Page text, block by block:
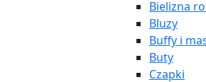
Bielizna
Bluzy
Buffy i
Buty
Czapki